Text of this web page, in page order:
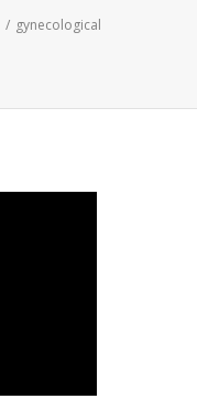
/ gynecological